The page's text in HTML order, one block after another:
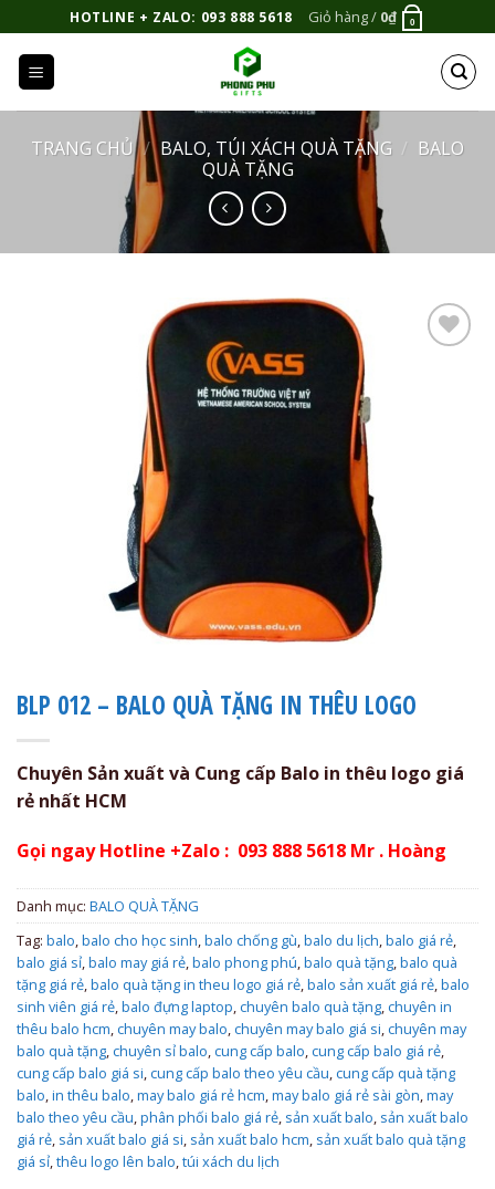
qua
dung
HOTLINE + ZALO: 093 888 5618 Giỏ hàng / 0₫ 0
TRANG CHỦ / BALO, TÚI XÁCH QUÀ TẶNG / BALO
QUÀ TẶNG
BLP 012 – BALO QUÀ TẶNG IN THÊU LOGO
Chuyên Sản xuất và Cung cấp Balo in thêu logo giá
rẻ nhất HCM
Gọi ngay Hotline +Zalo : 093 888 5618 Mr . Hoàng
Danh mục: BALO QUÀ TẶNG
Tag: balo,balo cho học sinh,balo chống gù,balo du lịch,balo giá rẻ,
balo giá sỉ,balo may giá rẻ,balo phong phú,balo quà tặng,balo quà
tặng giá rẻ,balo quà tặng in theu logo giá rẻ,balo sản xuất giá rẻ,balo
sinh viên giá rẻ,balo đựng laptop,chuyên balo quà tặng,chuyên in
thêu balo hcm,chuyên may balo,chuyên may balo giá si,chuyên may
balo quà tặng,chuyên sỉ balo,cung cấp balo,cung cấp balo giá rẻ,
cung cấp balo giá si,cung cấp balo theo yêu cầu,cung cấp quà tặng
balo,in thêu balo,may balo giá rẻ hcm,may balo giá rẻ sài gòn,may
balo theo yêu cầu,phân phối balo giá rẻ, sản xuất balo, sản xuất balo
giá rẻ, sản xuất balo giá si, sản xuất balo hcm, sản xuất balo quà tặng
giá sỉ,thêu logo lên balo,túi xách du lịch